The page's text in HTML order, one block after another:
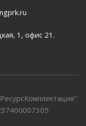
1, офис 21.